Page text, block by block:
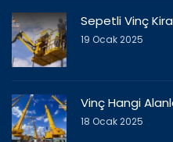
Sepetli Vinç
19 Ocak 2025
Vinç Hangi
18 Ocak 2025